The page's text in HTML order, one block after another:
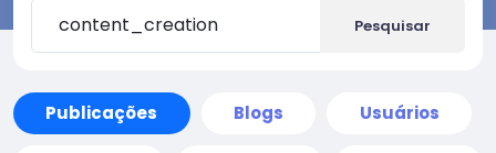
Pesquisar
Publicações Blogs Usuários